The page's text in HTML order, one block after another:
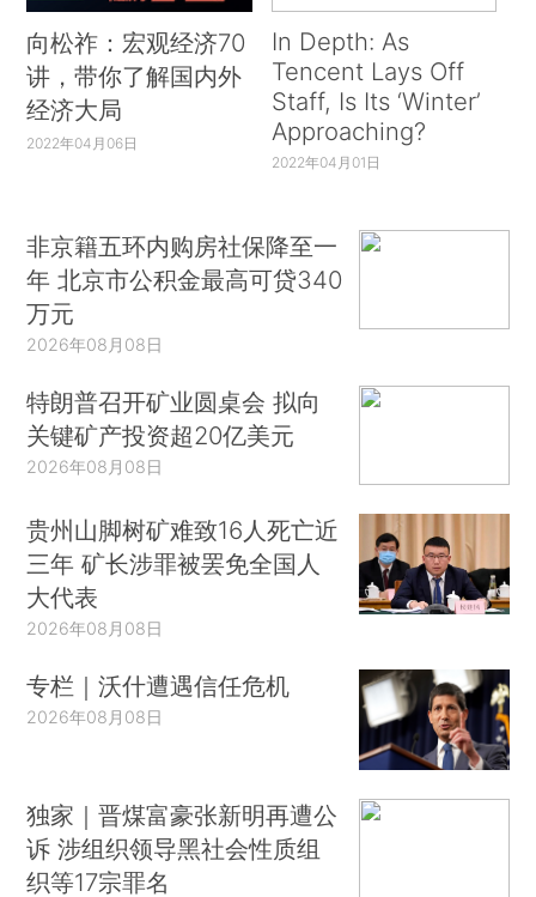
向松祚：宏观经济70
讲，带你了解国内外
经济大局
2022年04月06日
In Depth: As
Tencent Lays Off
Staff, Is Its ‘Winter’
Approaching?
2022年04月01日
非京籍五环内购房社保降至一
年 北京市公积金最高可贷340
万元
2026年08月08日
特朗普召开矿业圆桌会 拟向
关键矿产投资超20亿美元
2026年08月08日
贵州山脚树矿难致16人死亡近
三年 矿长涉罪被罢免全国人
大代表
2026年08月08日
专栏｜沃什遭遇信任危机
2026年08月08日
独家｜晋煤富豪张新明再遭公
诉 涉组织领导黑社会性质组
织等17宗罪名